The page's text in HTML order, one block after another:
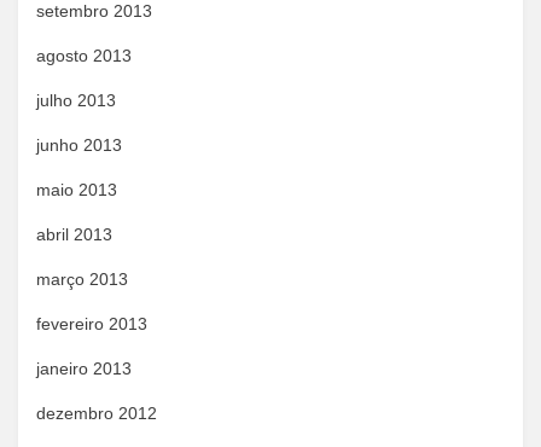
setembro 2013
agosto 2013
julho 2013
junho 2013
maio 2013
abril 2013
março 2013
fevereiro 2013
janeiro 2013
dezembro 2012